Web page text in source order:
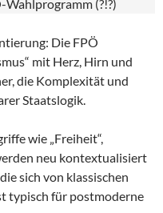
(?!?)
Die FPÖ
mit Herz, Hirn und
die Komplexität und
Staatslogik.
wie „Freiheit“,
neu kontextualisiert
sich von klassischen
typisch für postmoderne